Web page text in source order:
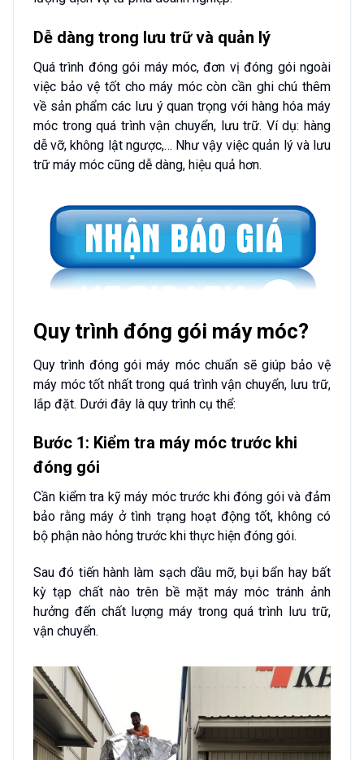
Dễ dàng trong lưu trữ và quản lý
Quá trình đóng gói máy móc, đơn vị đóng gói ngoài
việc bảo vệ tốt cho máy móc còn cần ghi chú thêm
về sản phẩm các lưu ý quan trọng với hàng hóa máy
móc trong quá trình vận chuyển, lưu trữ. Ví dụ: hàng
dễ vỡ, không lật ngược,… Như vậy việc quản lý và lưu
trữ máy móc cũng dễ dàng, hiệu quả hơn.
Quy trình đóng gói máy móc?
Quy trình đóng gói máy móc chuẩn sẽ giúp bảo vệ
máy móc tốt nhất trong quá trình vận chuyển, lưu trữ,
lắp đặt. Dưới đây là quy trình cụ thể:
Bước 1: Kiểm tra máy móc trước khi
đóng gói
Cần kiểm tra kỹ máy móc trước khi đóng gói và đảm
bảo rằng máy ở tình trạng hoạt động tốt, không có
bộ phận nào hỏng trước khi thực hiện đóng gói.
Sau đó tiến hành làm sạch dầu mỡ, bụi bẩn hay bất
kỳ tạp chất nào trên bề mặt máy móc tránh ảnh
hưởng đến chất lượng máy trong quá trình lưu trữ,
vận chuyển.